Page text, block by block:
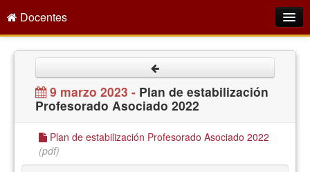
Docentes
Empleo Público
Gestión PDI
Formación y Evaluación
Seprus
9 marzo 2023 - Plan de estabilización
Profesorado Asociado 2022
Plan de estabilización Profesorado Asociado 2022
(pdf)